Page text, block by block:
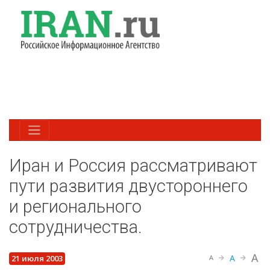
Иран и Россия рассматривают
пути развития двустороннего
и регионального
сотрудничества.
21 июля 2003 A A A